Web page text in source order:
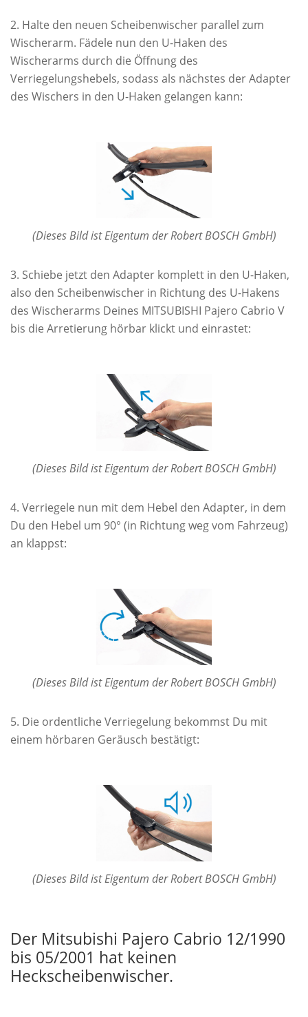
Halte den neuen Scheibenwischer parallel zum
Wischerarm. Fädele nun den U-Haken des
Wischerarms durch die Öffnung des
Verriegelungshebels, sodass als nächstes der Adapter
des Wischers in den U-Haken gelangen kann:
(Dieses Bild ist Eigentum der Robert BOSCH GmbH)
Schiebe jetzt den Adapter komplett in den U-Haken,
also den Scheibenwischer in Richtung des U-Hakens
des Wischerarms Deines MITSUBISHI Pajero Cabrio V
bis die Arretierung hörbar klickt und einrastet:
(Dieses Bild ist Eigentum der Robert BOSCH GmbH)
Verriegele nun mit dem Hebel den Adapter, in dem
Du den Hebel um 90° (in Richtung weg vom Fahrzeug)
an klappst:
(Dieses Bild ist Eigentum der Robert BOSCH GmbH)
Die ordentliche Verriegelung bekommst Du mit
einem hörbaren Geräusch bestätigt:
(Dieses Bild ist Eigentum der Robert BOSCH GmbH)
Der Mitsubishi Pajero Cabrio 12/1990
bis 05/2001 hat keinen
Heckscheibenwischer.